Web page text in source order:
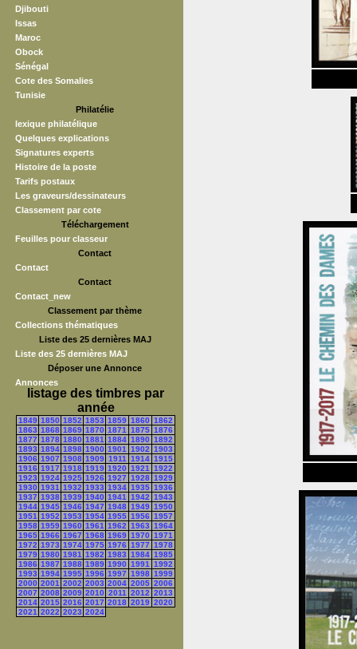
Djibouti
Issas
Maroc
Obock
Sénégal
Cote des Somalies
Tunisie
Philatélie
lexique philatélique
Quelques explications
Signatures experts
Histoire de la poste
Tarifs postaux
Les graveurs/dessinateurs
Classement par cote
Téléchargement
Feuilles pour classeur
Contact
Contact
Contact
Contact_new
Classement par thème
Collections thématiques
Liste des 25 dernières MAJ
Liste des 25 dernières MAJ
Déposer une Annonce
Annonces
listage des timbres par
année
1849 1850 1852 1853 1859 1860 1862
1863 1868 1869 1870 1871 1875 1876
1877 1878 1880 1881 1884 1890 1892
1893 1894 1898 1900 1901 1902 1903
1906 1907 1908 1909 1911 1914 1915
1916 1917 1918 1919 1920 1921 1922
1923 1924 1925 1926 1927 1928 1929
1930 1931 1932 1933 1934 1935 1936
1937 1938 1939 1940 1941 1942 1943
1944 1945 1946 1947 1948 1949 1950
1951 1952 1953 1954 1955 1956 1957
1958 1959 1960 1961 1962 1963 1964
1965 1966 1967 1968 1969 1970 1971
1972 1973 1974 1975 1976 1977 1978
1979 1980 1981 1982 1983 1984 1985
1986 1987 1988 1989 1990 1991 1992
1993 1994 1995 1996 1997 1998 1999
2000 2001 2002 2003 2004 2005 2006
2007 2008 2009 2010 2011 2012 2013
2014 2015 2016 2017 2018 2019 2020
2021 2022 2023 2024